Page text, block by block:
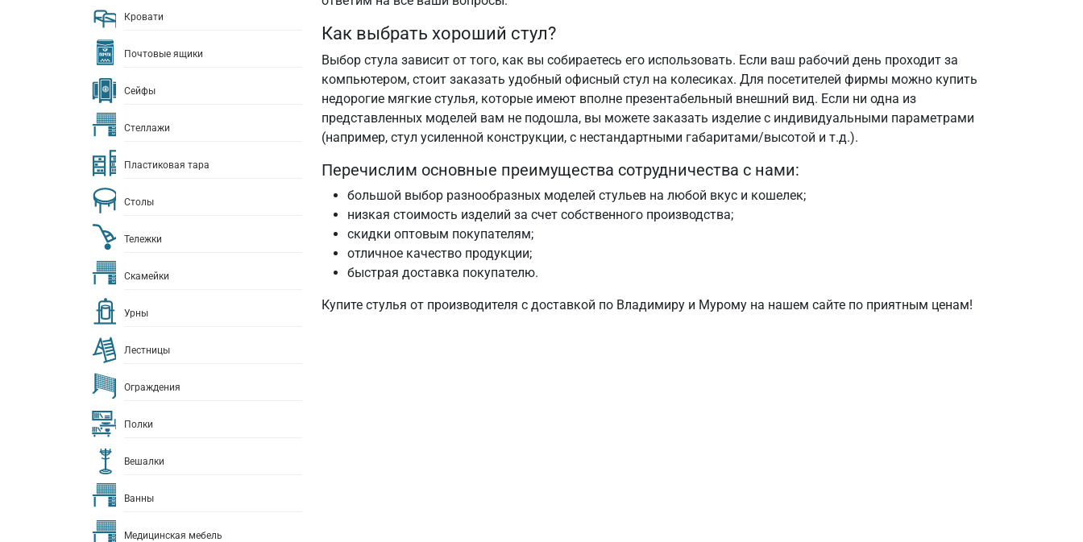
Кровати
Почтовые ящики
Сейфы
Стеллажи
Пластиковая тара
Столы
Тележки
Скамейки
Урны
Лестницы
Ограждения
Полки
Вешалки
Ванны
Медицинская мебель
Как выбрать хороший стул?
Выбор стула зависит от того, как вы собираетесь его использовать. Если ваш рабочий день проходит за
компьютером, стоит заказать удобный офисный стул на колесиках. Для посетителей фирмы можно купить
недорогие мягкие стулья, которые имеют вполне презентабельный внешний вид. Если ни одна из
представленных моделей вам не подошла, вы можете заказать изделие с индивидуальными параметрами
(например, стул усиленной конструкции, с нестандартными габаритами/высотой и т.д.).
Перечислим основные преимущества сотрудничества с нами:
большой выбор разнообразных моделей стульев на любой вкус и кошелек;
низкая стоимость изделий за счет собственного производства;
скидки оптовым покупателям;
отличное качество продукции;
быстрая доставка покупателю.
Купите стулья от производителя с доставкой по Владимиру и Мурому на нашем сайте по приятным ценам!